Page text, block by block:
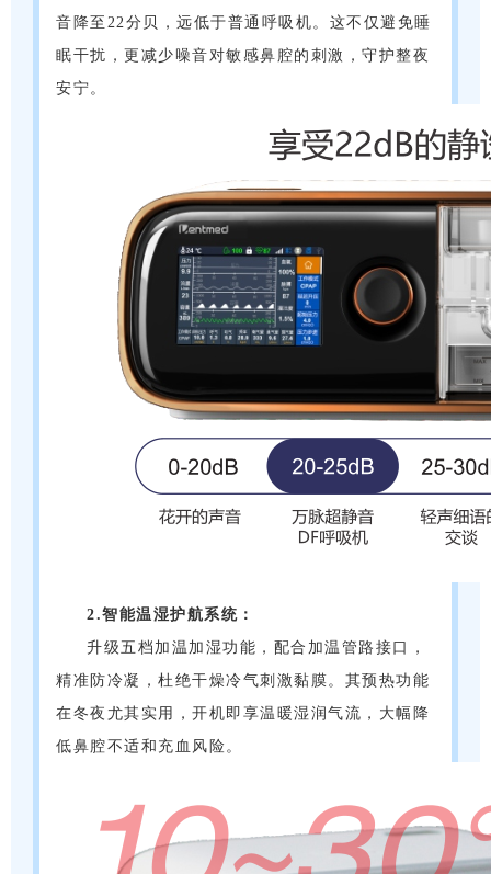
音降至22分贝，远低于普通呼吸机。这不仅避免睡
眠干扰，更减少噪音对敏感鼻腔的刺激，守护整夜
安宁。
2.智能温湿护航系统：
升级五档加温加湿功能，配合加温管路接口，
精准防冷凝，杜绝干燥冷气刺激黏膜。其预热功能
在冬夜尤其实用，开机即享温暖湿润气流，大幅降
低鼻腔不适和充血风险。